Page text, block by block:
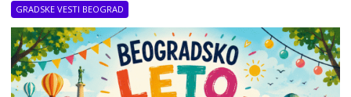
GRADSKE VESTI BEOGRAD